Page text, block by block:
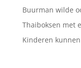
Buurman wilde
Thaiboksen met
Kinderen